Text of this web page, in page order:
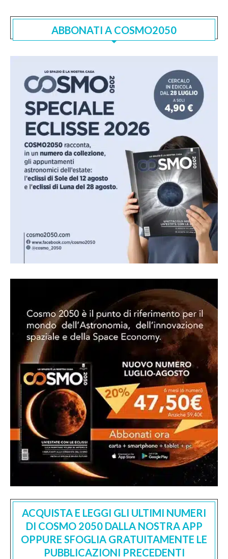
ABBONATI A COSMO2050
ACQUISTA E LEGGI GLI ULTIMI NUMERI
DI COSMO 2050 DALLA NOSTRA APP
OPPURE SFOGLIA GRATUITAMENTE LE
PUBBLICAZIONI PRECEDENTI